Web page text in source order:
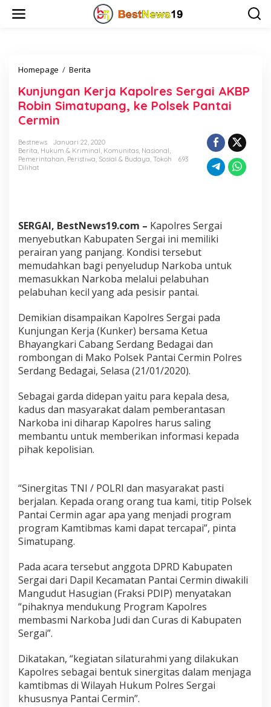
Homepage / Berita
n
j
u
a
n
K
a
p
o
l
r
s
e
r
g
a
i
A
B
P
o
b
i
i
m
a
t
u
g
,
k
e
P
o
e
k
P
a
n
Kunjungan Kerja Kapolres Sergai AKBP
Robin Simatupang, ke Polsek Pantai
Cermin
Bestnews
Januari 22, 2020
Berita, Hukum & Kriminal, Komunitas, Nasional,
Pemerintahan, Peristiwa, Sosial & Budaya, Tokoh
693
Dilihat
SERGAI, BestNews19.com – Kapolres Sergai
menyebutkan Kabupaten Sergai ini memiliki
perairan yang panjang. Kondisi tersebut
memudahkan bagi penyeludup Narkoba untuk
memasukkan Narkoba melalui pelabuhan
pelabuhan kecil yang ada pesisir pantai.
Demikian disampaikan Kapolres Sergai pada
Kunjungan Kerja (Kunker) bersama Ketua
Bhayangkari Cabang Serdang Bedagai dan
rombongan di Mako Polsek Pantai Cermin Polres
Serdang Bedagai, Selasa (21/01/2020).
Sebagai garda didepan yaitu para kepala desa,
kadus dan masyarakat dalam pemberantasan
Narkoba ini diharap Kapolres harus saling
membantu untuk memberikan informasi kepada
pihak kepolisian.
“Sinergitas TNI / POLRI dan masyarakat pasti
berjalan. Kepada orang orang tua kami, titip Polsek
Pantai Cermin agar apa yang menjadi program
program Kamtibmas kami dapat tercapai”, pinta
Simatupang.
Pada acara tersebut anggota DPRD Kabupaten
Sergai dari Dapil Kecamatan Pantai Cermin diwakili
Mangudut Hasugian (Fraksi PDIP) menyatakan
“pihaknya mendukung Program Kapolres
membasmi Narkoba Judi dan Curas di Kabupaten
Sergai”.
Dikatakan, “kegiatan silaturahmi yang dilakukan
Kapolres sebagai bentuk sinergitas dalam menjaga
kamtibmas di Wilayah Hukum Polres Sergai
khususnya Pantai Cermin”.